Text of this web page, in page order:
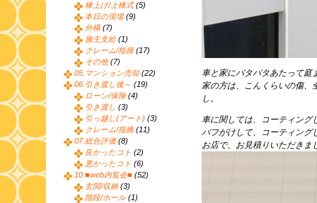
車と家にバタバタあたって庭
家の方は、こんくらいの傷、
し。
車に関しては、コーティング
バフがけして、コーティング
お店で、お見積りいただきま
棟上げ/上棟式(5)
本日の現場(9)
外構(7)
施主支給(1)
クレーム/指摘(17)
その他 (7)
05.マンション売却(22)
06.引き渡し後～ (19)
ローン/保険(4)
引き渡し (3)
引っ越し(アート) (3)
クレーム/指摘(11)
07.総合評価(8)
良かったコト (2)
悪かったコト (6)
10.■web内覧会■ (52)
玄関/収納(3)
階段/ホール(1)